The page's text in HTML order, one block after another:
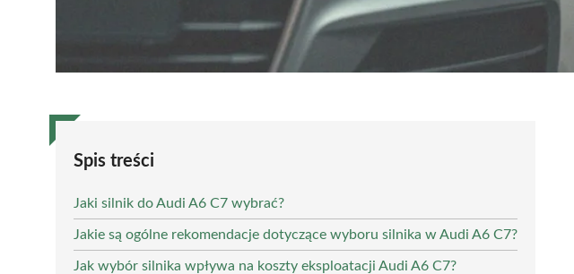
Spis treści
Jaki silnik do Audi A6 C7 wybrać?
Jakie są ogólne rekomendacje dotyczące wyboru silnika w Audi A6 C7?
Jak wybór silnika wpływa na koszty eksploatacji Audi A6 C7?